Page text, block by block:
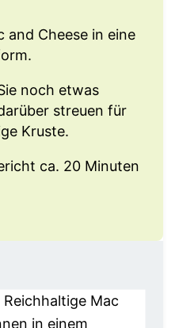
and Cheese in eine
noch etwas
streuen für
Kruste.
ca. 20 Minuten
Reichhaltige Mac
in einem